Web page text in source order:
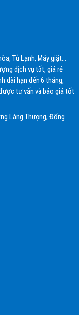
Tủ Lạnh, Máy giặt…
dịch vụ tốt, giá rẻ
dài hạn đến 6 tháng,
tư vấn và báo giá tốt
Láng Thượng, Đống